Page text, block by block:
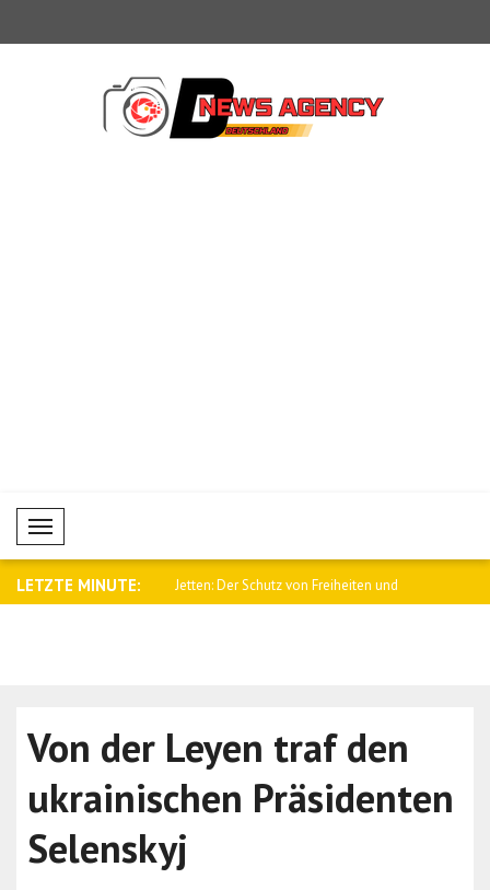
Mobil Menü
LETZTE MINUTE:
arbeiten an einem Jetten: Der Schutz von Freiheiten und
Von der Leyen traf den
ukrainischen Präsidenten
Selenskyj